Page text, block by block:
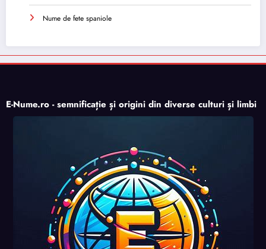
Nume de fete spaniole
E-Nume.ro - semnificație și origini din diverse culturi și limbi